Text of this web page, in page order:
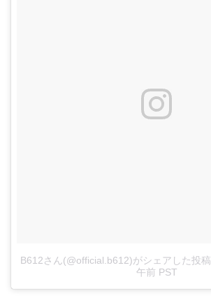
B612さん(@official.b612)がシェアした投稿
午前 PST